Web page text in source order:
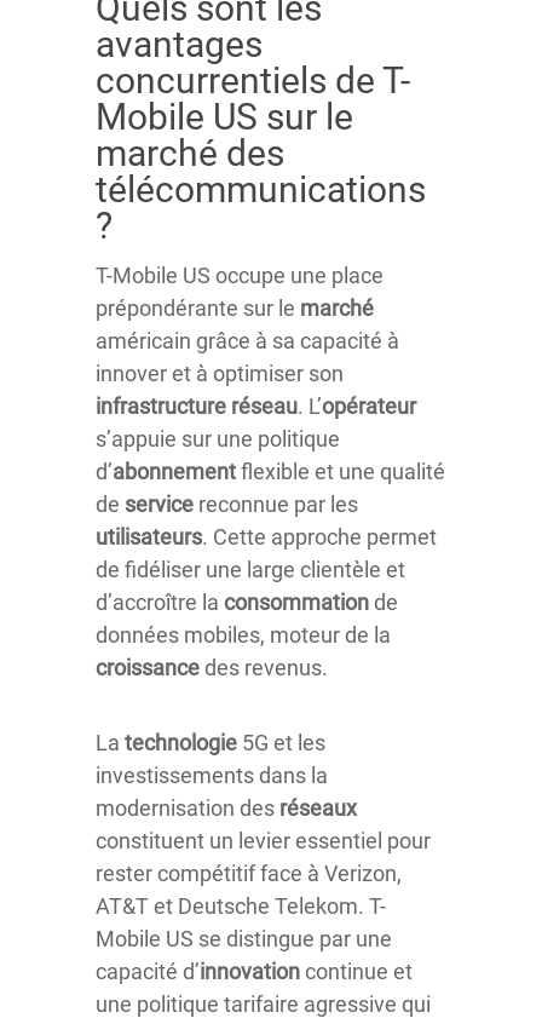
avantages
concurrentiels de T-
Mobile US sur le
marché des
télécommunications
?
T-Mobile US occupe une place
prépondérante sur le marché
américain grâce à sa capacité à
innover et à optimiser son
infrastructure réseau. L’opérateur
s’appuie sur une politique
d’abonnementflexible et une qualité
de service reconnue par les
utilisateurs. Cette approche permet
de fidéliser une large clientèle et
d’accroître la consommation de
données mobiles, moteur de la
croissance des revenus.
La technologie 5G et les
investissements dans la
modernisation des réseaux
constituent un levier essentiel pour
rester compétitif face à Verizon,
AT&T et Deutsche Telekom. T-
Mobile US se distingue par une
capacité d’innovationcontinue et
une politique tarifaire agressive qui